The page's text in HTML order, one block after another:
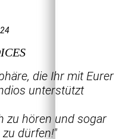
die Ihr mit Eurer
unterstützt
zu hören und sogar
dürfen!"